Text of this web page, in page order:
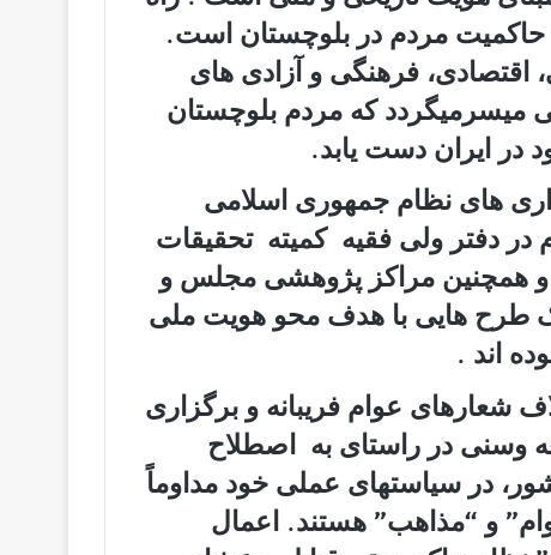
مردم در بلوچستان است.
فرھنگی و آزادی ھای
میسرمیگردد که مردم بلوچستان
ایران دست یابد.
ھای نظام جمھوری اسلامی
دفتر ولی فقیه کمیته تحقیقات
ھمچنین مراکز پژوھشی مجلس و
طرح ھایی با ھدف محو ھویت ملی
اند .
شعارھای عوام فریبانه و برگزاری
وسنی در راستای به اصطلاح
در سیاستھای عملی خود مداوماً
و “مذاھب” هستند. اعمال